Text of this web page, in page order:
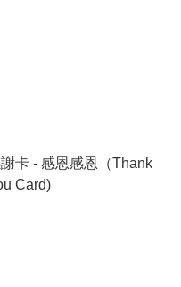
卡 - 感恩感恩（Thank
Card)